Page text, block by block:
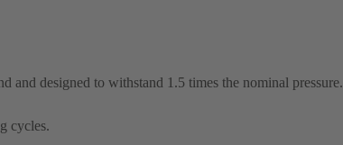
designed to withstand 1.5 times the nominal pressure.
cycles.